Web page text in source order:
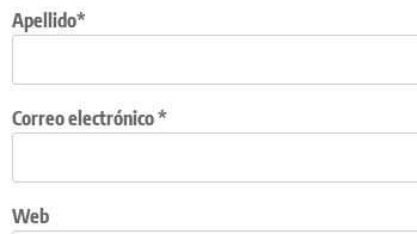
Apellido*
Correo electrónico*
Web